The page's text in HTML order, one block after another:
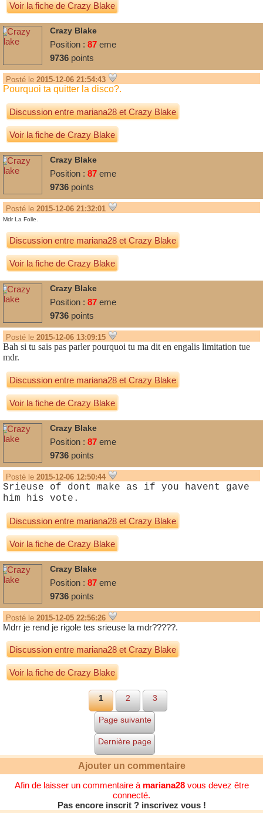
Voir la fiche de Crazy Blake
Crazy Blake
Position : 87 eme
9736 points
Posté le 2015-12-06 21:54:43
Pourquoi ta quitter la disco?.
Discussion entremariana28etCrazy Blake
Voir la fiche de Crazy Blake
Crazy Blake
Position : 87 eme
9736 points
Posté le 2015-12-06 21:32:01
Mdr La Folle.
Discussion entremariana28etCrazy Blake
Voir la fiche de Crazy Blake
Crazy Blake
Position : 87 eme
9736 points
Posté le 2015-12-06 13:09:15
Bah si tu sais pas parler pourquoi tu ma dit en engalis limitation tue
mdr.
Discussion entremariana28etCrazy Blake
Voir la fiche de Crazy Blake
Crazy Blake
Position : 87 eme
9736 points
Posté le 2015-12-06 12:50:44
Srieuse of dont make as if you havent gave
him his vote.
Discussion entremariana28etCrazy Blake
Voir la fiche de Crazy Blake
Crazy Blake
Position : 87 eme
9736 points
Posté le 2015-12-05 22:56:26
Mdrr je rend je rigole tes srieuse la mdr?????.
Discussion entremariana28etCrazy Blake
Voir la fiche de Crazy Blake
1 2 3
Page suivante
Dernière page
Ajouter un commentaire
Afin de laisser un commentaire à mariana28vous devez être
connecté.
Pas encore inscrit ? inscrivez vous !